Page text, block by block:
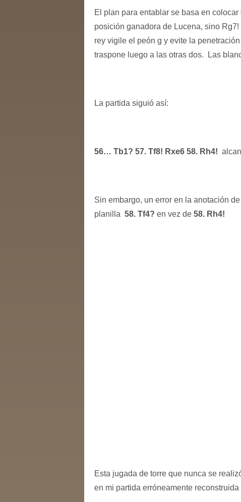
El plan para entablar se basa en
posición ganadora de Lucena, sino
rey vigile el peón g y evite la
traspone luego a las otras dos. Las
La partida siguió así:
56… Tb1? 57. Tf8! Rxe6 58. Rh4!
Sin embargo, un error en la anotación
planilla 58. Tf4? en vez de 58. Rh4!
Esta jugada de torre que nunca se
en mi partida erróneamente